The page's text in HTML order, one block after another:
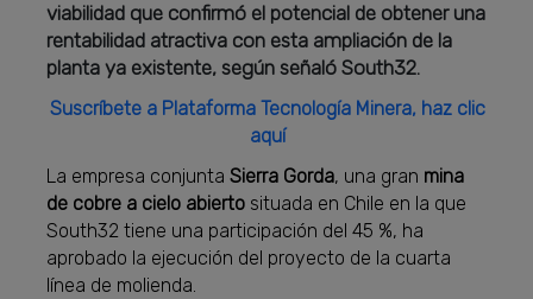
viabilidad que confirmó el potencial de obtener una
rentabilidad atractiva con esta ampliación de la
planta ya existente, según señaló South32.
Suscríbete a Plataforma Tecnología Minera, haz clic
aquí
La empresa conjuntaSierra Gorda, una gran mina
de cobre a cielo abierto situada en Chile en la que
South32 tiene una participación del 45 %, ha
aprobado la ejecución del proyecto de la cuarta
línea de molienda.